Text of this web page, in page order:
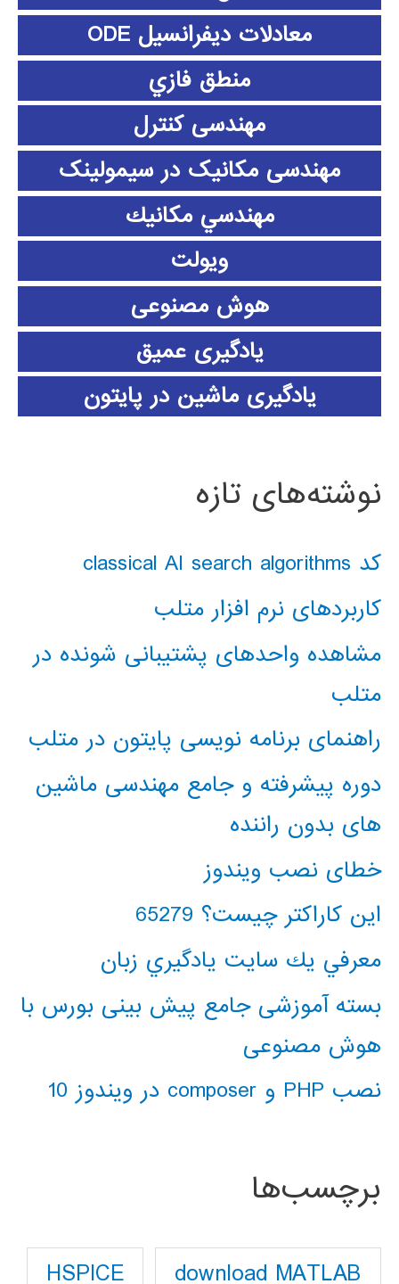
معادلات دیفرانسیل ODE
منطق فازي
مهندسی کنترل
مهندسی مکانیک در سیمولینک
مهندسي مكانيك
ویولت
هوش مصنوعی
یادگیری عمیق
یادگیری ماشین در پایتون
نوشته‌های تازه
کد classical AI search algorithms
کاربردهای نرم افزار متلب
مشاهده واحدهای پشتیبانی شونده در
متلب
راهنمای برنامه نویسی پایتون در متلب
دوره پیشرفته و جامع مهندسی ماشین
های بدون راننده
خطای نصب ویندوز
این کاراکتر چیست؟ 65279
معرفي يك سايت يادگيري زبان
بسته آموزشی جامع پیش بینی بورس با
هوش مصنوعی
نصب PHP و composer در ویندوز 10
برچسب‌ها
download MATLAB
HSPICE